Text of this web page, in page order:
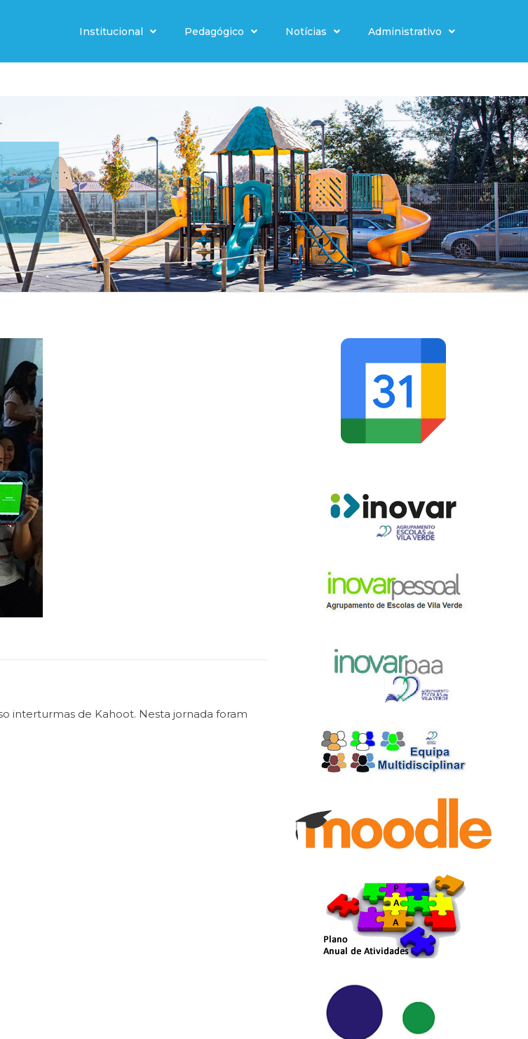
Institucional Pedagógico Notícias Administrativo
interturmas de Kahoot. Nesta jornada foram